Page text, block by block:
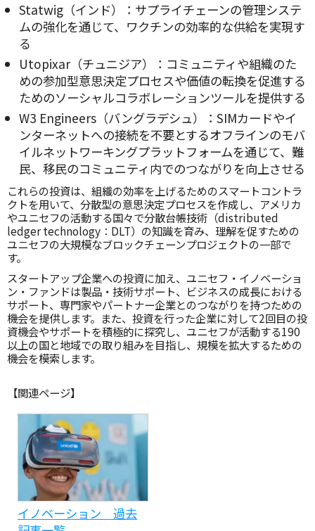
Statwig（インド）：サプライチェーンの管理システ
ムの強化を通じて、ワクチンの効率的な供給を実現す
る
Utopixar（チュニジア）：コミュニティや組織のた
めの参加型意思決定プロセスや価値の転換を促進する
ためのソーシャルコラボレーションツールを提供する
W3 Engineers（バングラデシュ）：SIMカードやイ
ンターネットへの接続を不要とするオフラインのモバ
イルネットワーキングプラットフォームを通じて、難
民、移民のコミュニティ内でのつながりを向上させる
これらの投資は、組織の効率を上げるためのスマートコントラ
クトを用いて、分散型の意思決定プロセスを作成し、アメリカ
やユニセフの活動する国々で分散台帳技術（distributed
ledger technology：DLT）の知識を育み、理解を促すための
ユニセフの大規模なブロックチェーンプロジェクトの一部で
す。
スタートアップ企業への投資に加え、ユニセフ・イノベーショ
ン・ファンドは製品・技術サポート、ビジネスの成長における
サポート、専門家やパートナー企業とのつながりを持つための
機会を提供します。また、投資を行った企業に対して2回目の投
資機会やサポートを積極的に探究し、ユニセフが活動する190
以上の国と地域での取り組みを目指し、規模を拡大するための
機会を模索します。
【関連ページ】
イノベーション 過去